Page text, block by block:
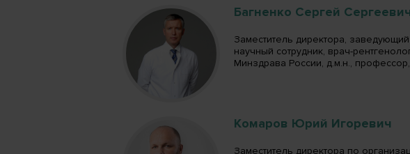
Багненко Сергей Сергеевич
Заместитель директора,
научный сотрудник, врач-
Минздрава России, д.м.н.,
Комаров Юрий Игоревич
Заместитель директора по